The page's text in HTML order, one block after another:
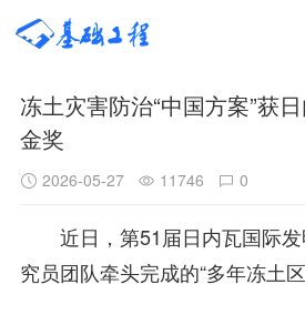
冻土灾害防治“中国方案”获
金奖
2026-05-27 11746 0
近日，第51届日内瓦国际
究员团队牵头完成的“多年冻土